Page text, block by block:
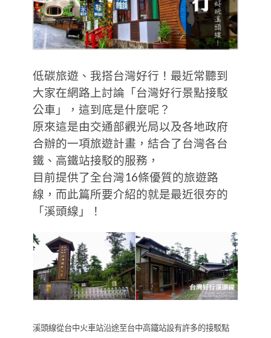
低碳旅遊、我搭台灣好行！最近常聽到
大家在網路上討論「台灣好行景點接駁
公車」，這到底是什麼呢？
原來這是由交通部觀光局以及各地政府
合辦的一項旅遊計畫，結合了台灣各台
鐵、高鐵站接駁的服務，
目前提供了全台灣16條優質的旅遊路
線，而此篇所要介紹的就是最近很夯的
「溪頭線」！
溪頭線從台中火車站沿途至台中高鐵站設有許多的接駁點